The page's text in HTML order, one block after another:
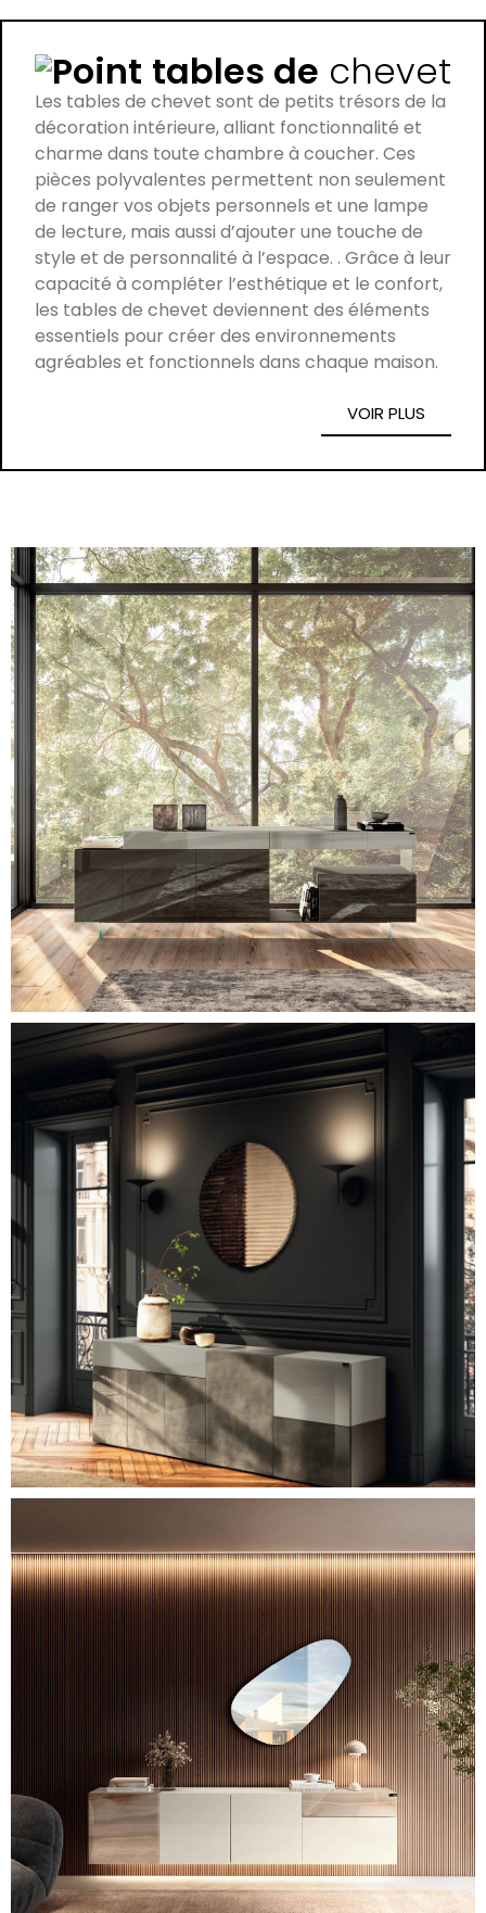
tables de chevet
Les tables de chevet sont de petits trésors de la
décoration intérieure, alliant fonctionnalité et
charme dans toute chambre à coucher. Ces
pièces polyvalentes permettent non seulement
de ranger vos objets personnels et une lampe
de lecture, mais aussi d’ajouter une touche de
style et de personnalité à l’espace. . Grâce à leur
capacité à compléter l’esthétique et le confort,
les tables de chevet deviennent des éléments
essentiels pour créer des environnements
agréables et fonctionnels dans chaque maison.
VOIR PLUS